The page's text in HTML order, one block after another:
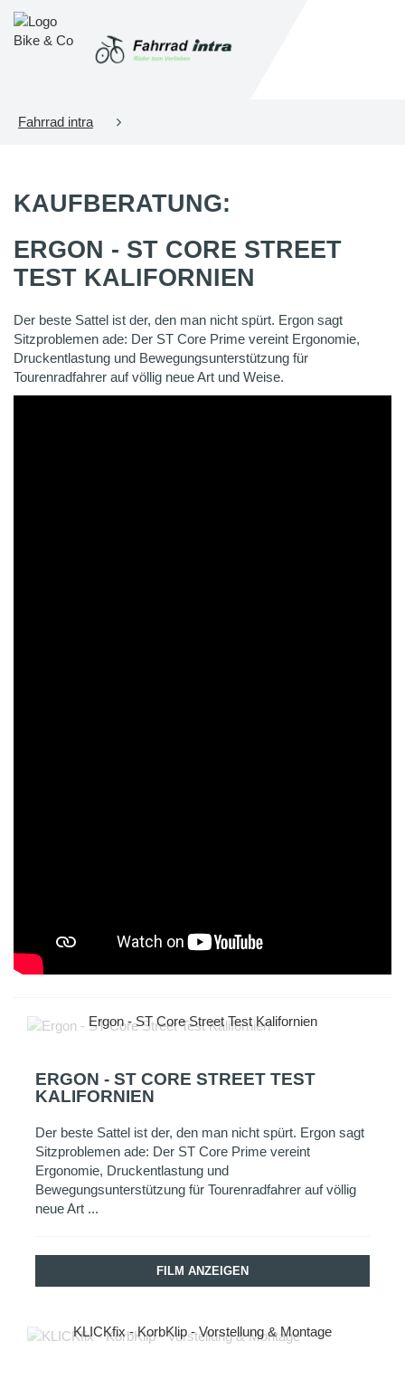
Fahrrad intra
KAUFBERATUNG:
ERGON - ST CORE STREET
TEST KALIFORNIEN
Der beste Sattel ist der, den man nicht spürt. Ergon sagt
Sitzproblemen ade: Der ST Core Prime vereint Ergonomie,
Druckentlastung und Bewegungsunterstützung für
Tourenradfahrer auf völlig neue Art und Weise.
Ergon - ST Core Street Test Kalifornien
ERGON - ST CORE STREET TEST
KALIFORNIEN
Der beste Sattel ist der, den man nicht spürt. Ergon sagt
Sitzproblemen ade: Der ST Core Prime vereint
Ergonomie, Druckentlastung und
Bewegungsunterstützung für Tourenradfahrer auf völlig
neue Art ...
FILM ANZEIGEN
KLICKfix - KorbKlip - Vorstellung & Montage